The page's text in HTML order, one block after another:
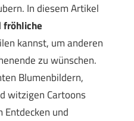
In diesem Artikel
fröhliche
kannst, um anderen
zu wünschen.
Blumenbildern,
witzigen Cartoons
Entdecken und